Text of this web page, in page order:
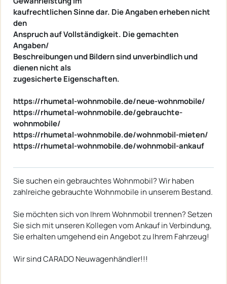
kaufrechtlichen Sinne dar. Die Angaben erheben nicht
den
Anspruch auf Vollständigkeit. Die gemachten
Angaben/
Beschreibungen und Bildern sind unverbindlich und
dienen nicht als
zugesicherte Eigenschaften.
https://rhumetal-wohnmobile.de/neue-wohnmobile/
https://rhumetal-wohnmobile.de/gebrauchte-
wohnmobile/
https://rhumetal-wohnmobile.de/wohnmobil-mieten/
https://rhumetal-wohnmobile.de/wohnmobil-ankauf
Sie suchen ein gebrauchtes Wohnmobil? Wir haben
zahlreiche gebrauchte Wohnmobile in unserem Bestand.
Sie möchten sich von Ihrem Wohnmobil trennen? Setzen
Sie sich mit unseren Kollegen vom Ankauf in Verbindung,
Sie erhalten umgehend ein Angebot zu Ihrem Fahrzeug!
Wir sind CARADO Neuwagenhändler!!!